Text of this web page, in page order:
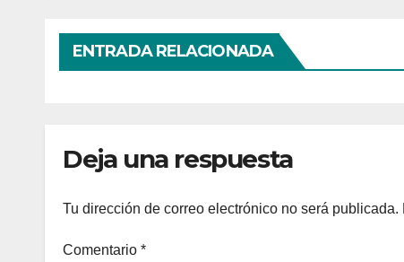
ENTRADA RELACIONADA
Deja una respuesta
Tu dirección de correo electrónico no será publicada.
Comentario *